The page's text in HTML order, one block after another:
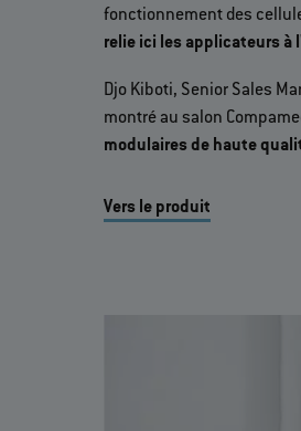
fonctionnement des
relie ici les applicateurs à
Djo Kiboti, Senior Sales
montré au salon
modulaires de haute
Vers le produit